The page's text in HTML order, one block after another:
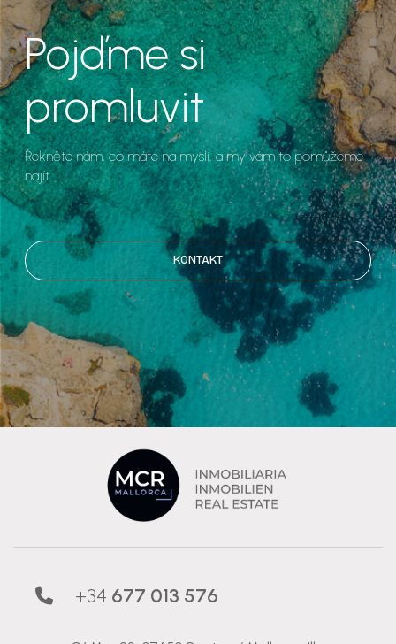
Pojďme si
promluvit
Řekněte nám, co máte na mysli, a my vám to pomůžeme
najít.
KONTAKT
+34 677 013 576